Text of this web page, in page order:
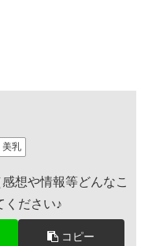
美乳
想や情報等どんなこ
ください♪
コピー